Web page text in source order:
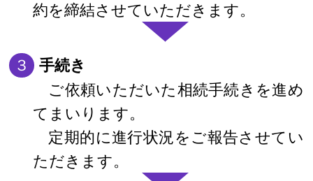
約を締結させていただきます。
３
手続き
ご依頼いただいた相続手続きを進め
てまいります。
定期的に進行状況をご報告させてい
ただきます。